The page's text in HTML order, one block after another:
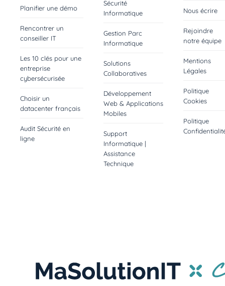
Planifier une démo
Rencontrer un
conseiller IT
Les 10 clés pour une
entreprise
cybersécurisée
Choisir un
datacenter français
Audit Sécurité en
ligne
Sécurité
Informatique
Gestion Parc
Informatique
Solutions
Collaboratives
Développement
Web & Applications
Mobiles
Support
Informatique |
Assistance
Technique
Nous écrire
Rejoindre
notre équipe
Mentions
Légales
Politique
Cookies
Politique